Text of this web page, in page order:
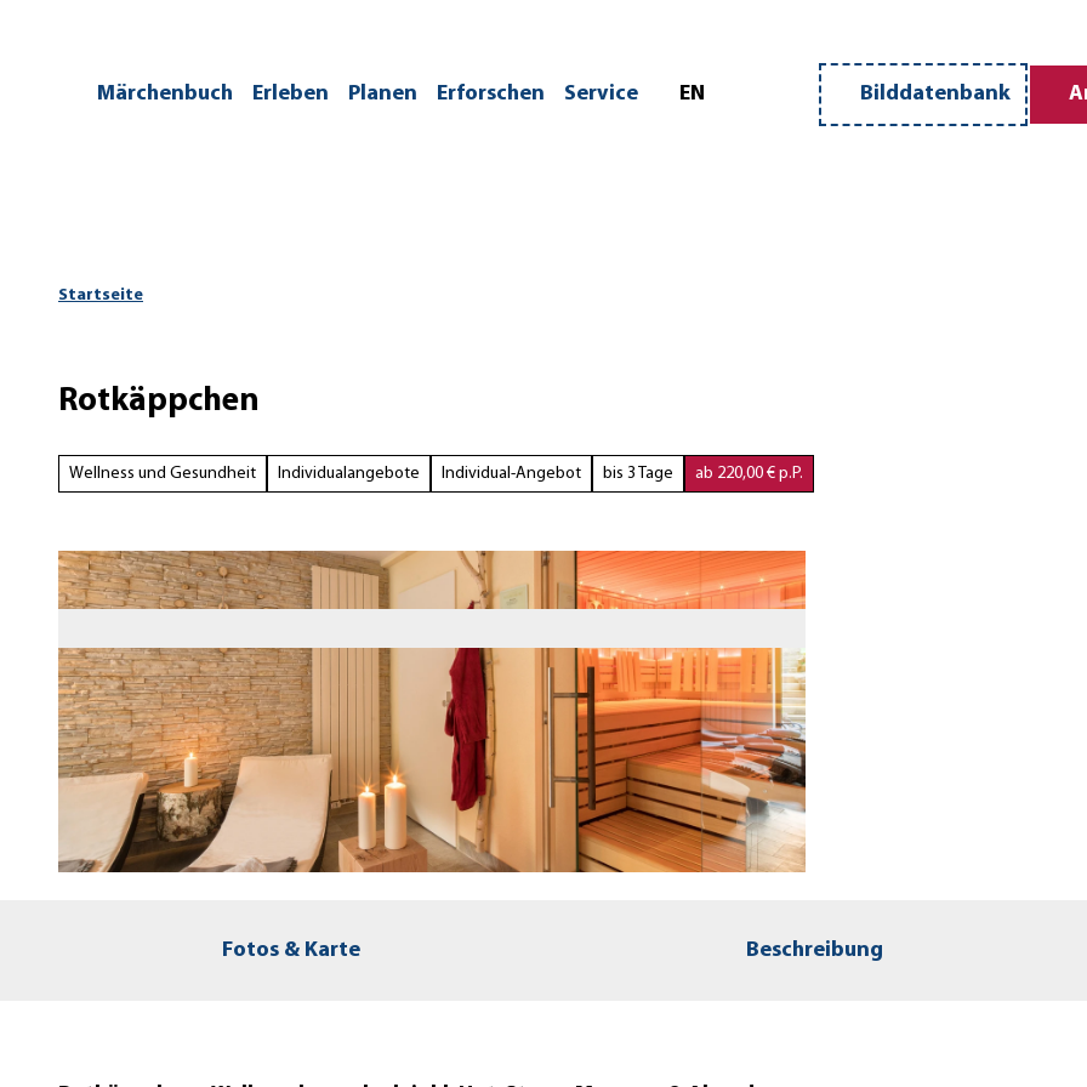
Märchenbuch Erleben Planen Erforschen Service EN
Merkzettel
Suche
Bilddatenbank
Startseite
Rotkäppchen
Wellness und Gesundheit Individualangebote Individual-Angebot bis 3 Tage ab 220,00 € p.P.
Fotos & Karte Beschreibung